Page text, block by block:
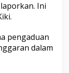
Ini
pengaduan
dalam